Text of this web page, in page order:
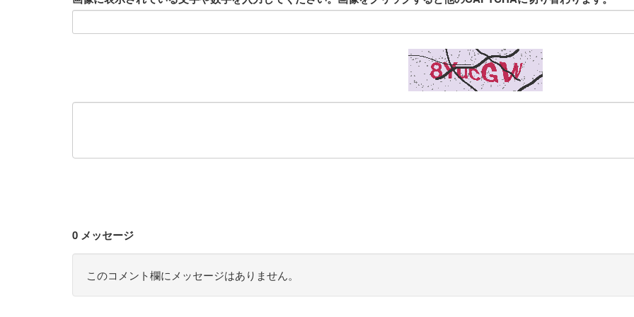
0 メッセージ
このコメント欄にメッセージはありません。